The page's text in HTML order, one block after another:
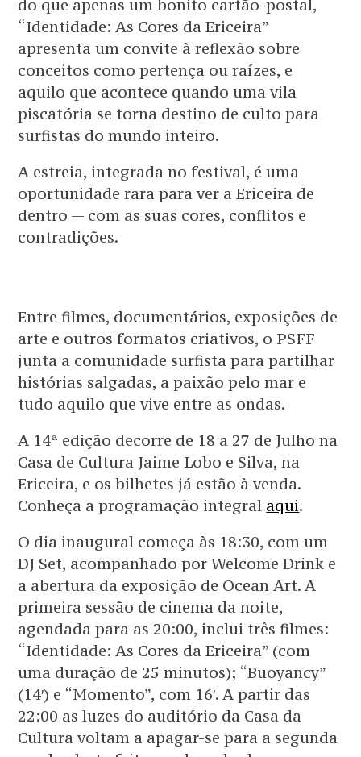
do que apenas um bonito cartão-postal,
“Identidade: As Cores da Ericeira”
apresenta um convite à reflexão sobre
conceitos como pertença ou raízes, e
aquilo que acontece quando uma vila
piscatória se torna destino de culto para
surfistas do mundo inteiro.
A estreia, integrada no festival, é uma
oportunidade rara para ver a Ericeira de
dentro — com as suas cores, conflitos e
contradições.
Entre filmes, documentários, exposições de
arte e outros formatos criativos, o PSFF
junta a comunidade surfista para partilhar
histórias salgadas, a paixão pelo mar e
tudo aquilo que vive entre as ondas.
A 14ª edição decorre de 18 a 27 de Julho na
Casa de Cultura Jaime Lobo e Silva, na
Ericeira, e os bilhetes já estão à venda.
Conheça a programação integral aqui.
O dia inaugural começa às 18:30, com um
DJ Set, acompanhado por Welcome Drink e
a abertura da exposição de Ocean Art. A
primeira sessão de cinema da noite,
agendada para as 20:00, inclui três filmes:
“Identidade: As Cores da Ericeira” (com
uma duração de 25 minutos); “Buoyancy”
(14′) e “Momento”, com 16′. A partir das
22:00 as luzes do auditório da Casa da
Cultura voltam a apagar-se para a segunda